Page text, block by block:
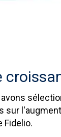
Fidelio.